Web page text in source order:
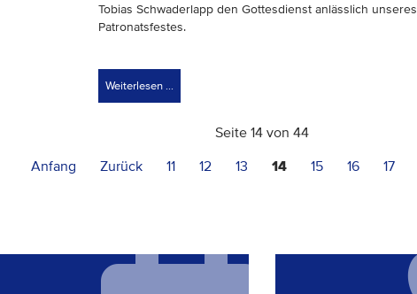
Tobias Schwaderlapp den Gottesdienst anlässlich unseres
Patronatsfestes.
Weiterlesen …
Seite 14 von 44
Anfang
Zurück 11 12 13 14 15 16 17